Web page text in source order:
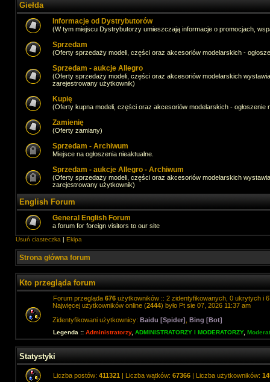
Giełda
Informacje od Dystrybutorów
(W tym miejscu Dystrybutorzy umieszczają informacje o promocjach,
Sprzedam
(Oferty sprzedaży modeli, części oraz akcesoriów modelarskich -
Sprzedam - aukcje Allegro
(Oferty sprzedaży modeli, części oraz akcesoriów modelarskich
zarejestrowany użytkownik)
Kupię
(Oferty kupna modeli, części oraz akcesoriów modelarskich -
Zamienię
(Oferty zamiany)
Sprzedam - Archiwum
Miejsce na ogłoszenia nieaktualne.
Sprzedam - aukcje Allegro - Archiwum
(Oferty sprzedaży modeli, części oraz akcesoriów modelarskich
zarejestrowany użytkownik)
English Forum
General English Forum
a forum for foreign visitors to our site
Usuń ciasteczka | Ekipa
Strona główna forum
Kto przegląda forum
Forum przegląda 676 użytkowników :: 2 zidentyfikowanych, 0 ukrytych i
Najwięcej użytkowników online (2444) było Pt sie 07, 2026 11:37 am
Zidentyfikowani użytkownicy: Baidu [Spider] Bing [Bot]
Legenda :: Administratorzy, ADMINISTRATORZY I MODERATORZY,
Statystyki
Liczba postów: 411321 | Liczba wątków: 67366 | Liczba użytkowników: